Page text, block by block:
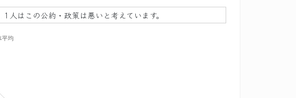
1人はこの公約・政策は悪いと考えています。